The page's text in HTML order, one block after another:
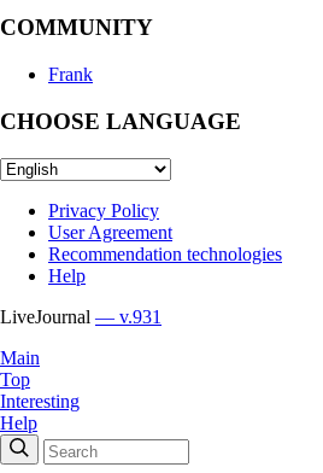
COMMUNITY
Frank
CHOOSE LANGUAGE
Privacy Policy
User Agreement
Recommendation technologies
Help
LiveJournal — v.931
Main
Top
Interesting
Help